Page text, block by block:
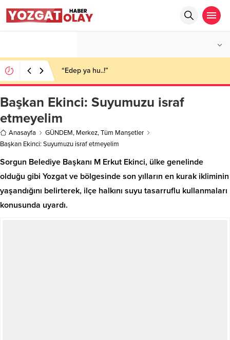
“Edep ya hu..!”
Başkan Ekinci: Suyumuzu israf
etmeyelim
Anasayfa GÜNDEM, Merkez,Tüm Manşetler
Başkan Ekinci: Suyumuzu israf etmeyelim
Sorgun Belediye Başkanı M Erkut Ekinci, ülke genelinde
olduğu gibi Yozgat ve bölgesinde son yılların en kurak ikliminin
yaşandığını belirterek, ilçe halkını suyu tasarruflu kullanmaları
konusunda uyardı.